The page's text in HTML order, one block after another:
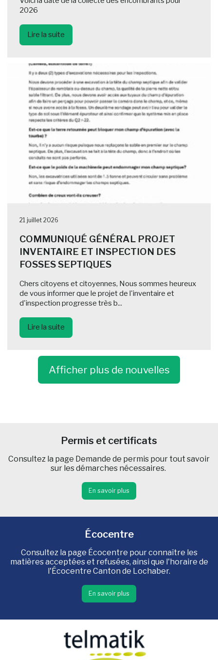
2026
Lire la suite
21 juillet 2026
COMMUNIQUÉ GÉNÉRAL PROJET
INVENTAIRE ET INSPECTION DES
FOSSES SEPTIQUES
Chers citoyens et citoyennes, Nous sommes heureux
de vous informer que le projet de l'inventaire et
d'inspection progresse très b...
Lire la suite
Afficher plus de nouvelles
Permis et certificats
Consultez la page Demande de permis pour tout savoir
sur les démarches nécessaires.
En savoir plus
Écocentre
Consultez la page Écocentre pour connaître les
matières acceptées et refusées, ainsi que l'horaire de
l'Écocentre Canton de Lochaber.
En savoir plus